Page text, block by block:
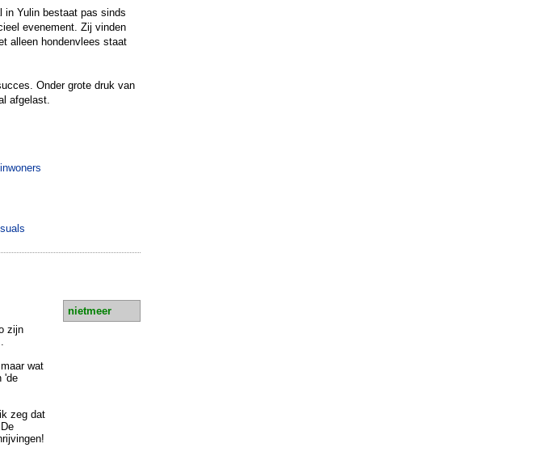
in Yulin bestaat pas sinds
evenement. Zij vinden
alleen hondenvlees staat
Onder grote druk van
afgelast.
nietmeer
zijn
wat
'de
zeg dat